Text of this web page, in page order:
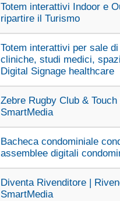
Totem interattivi Indoor e
ripartire il Turismo
Totem interattivi per sale
cliniche, studi medici,
Digital Signage healthcare
Zebre Rugby Club &
SmartMedia
Bacheca condominiale
assemblee digitali
Diventa Rivenditore |
SmartMedia